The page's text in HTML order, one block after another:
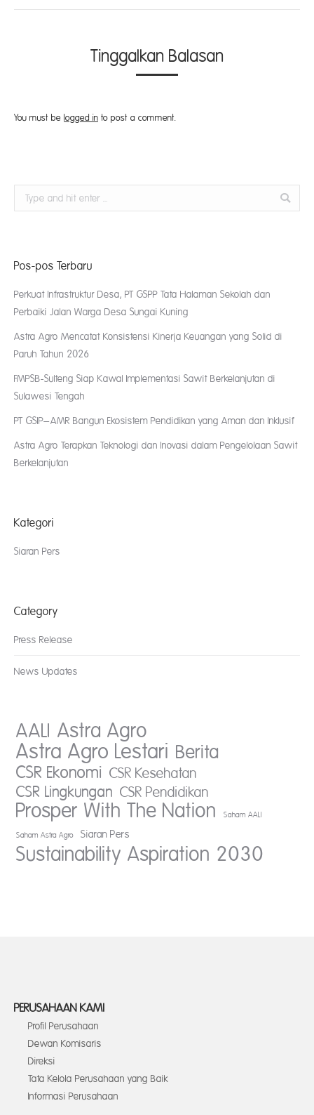
Tinggalkan Balasan
You must be logged in to post a comment.
Search:
Pos-pos Terbaru
Perkuat Infrastruktur Desa, PT GSPP Tata Halaman Sekolah dan
Perbaiki Jalan Warga Desa Sungai Kuning
Astra Agro Mencatat Konsistensi Kinerja Keuangan yang Solid di
Paruh Tahun 2026
FMPSB-Sulteng Siap Kawal Implementasi Sawit Berkelanjutan di
Sulawesi Tengah
PT GSIP–AMR Bangun Ekosistem Pendidikan yang Aman dan Inklusif
Astra Agro Terapkan Teknologi dan Inovasi dalam Pengelolaan Sawit
Berkelanjutan
Kategori
Siaran Pers
Category
Press Release
News Updates
AALI Astra Agro
Astra Agro Lestari Berita
CSR Ekonomi CSR Kesehatan
CSR Lingkungan CSR Pendidikan
Prosper With The Nation Saham AALI
Saham Astra Agro Siaran Pers
Sustainability Aspiration 2030
PERUSAHAAN KAMI
Profil Perusahaan
Dewan Komisaris
Direksi
Tata Kelola Perusahaan yang Baik
Informasi Perusahaan